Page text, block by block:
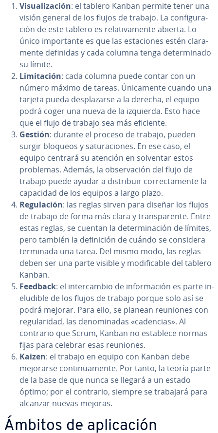
Vi­sua­li­za­ción: el tablero Kanban permite tener una
visión general de los flujos de trabajo. La co­n­fi­gu­ra­
ción de este tablero es re­la­ti­va­me­n­te abierta. Lo
único im­po­r­ta­n­te es que las es­ta­cio­nes estén cla­ra­
me­n­te definidas y cada columna tenga de­te­r­mi­na­do
su límite.
Li­mi­ta­ción: cada columna puede contar con un
número máximo de tareas. Úni­ca­me­n­te cuando una
tarjeta pueda de­s­pla­zar­se a la derecha, el equipo
podrá coger una nueva de la izquierda. Esto hace
que el flujo de trabajo sea más eficiente.
Gestión: durante el proceso de trabajo, pueden
surgir bloqueos y sa­tu­ra­cio­nes. En ese caso, el
equipo centrará su atención en solventar estos
problemas. Además, la ob­se­r­va­ción del flujo de
trabajo puede ayudar a di­s­tri­buir co­rre­c­ta­me­n­te la
capacidad de los equipos a largo plazo.
Re­gu­la­ción: las reglas sirven para diseñar los flujos
de trabajo de forma más clara y tra­n­s­pa­re­n­te. Entre
estas reglas, se cuentan la de­te­r­mi­na­ción de límites,
pero también la de­fi­ni­ción de cuándo se considera
terminada una tarea. Del mismo modo, las reglas
deben ser una parte visible y mo­di­fi­ca­ble del tablero
Kanban.
Feedback: el in­te­r­ca­m­bio de in­fo­r­ma­ción es parte in­
e­lu­di­ble de los flujos de trabajo porque solo así se
podrá mejorar. Para ello, se planean reuniones con
re­gu­la­ri­dad, las de­no­mi­na­das «cadencias». Al
contrario que Scrum, Kanban no establece normas
fijas para celebrar esas reuniones.
Kaizen: el trabajo en equipo con Kanban debe
mejorarse co­n­ti­nua­me­n­te. Por tanto, la teoría parte
de la base de que nunca se llegará a un estado
óptimo; por el contrario, siempre se trabajará para
alcanzar nuevas mejoras.
Ámbitos de apli­ca­ción